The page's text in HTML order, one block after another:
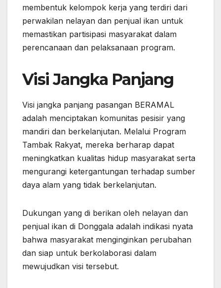
membentuk kelompok kerja yang terdiri dari
perwakilan nelayan dan penjual ikan untuk
memastikan partisipasi masyarakat dalam
perencanaan dan pelaksanaan program.
Visi Jangka Panjang
Visi jangka panjang pasangan BERAMAL
adalah menciptakan komunitas pesisir yang
mandiri dan berkelanjutan. Melalui Program
Tambak Rakyat, mereka berharap dapat
meningkatkan kualitas hidup masyarakat serta
mengurangi ketergantungan terhadap sumber
daya alam yang tidak berkelanjutan.
Dukungan yang di berikan oleh nelayan dan
penjual ikan di Donggala adalah indikasi nyata
bahwa masyarakat menginginkan perubahan
dan siap untuk berkolaborasi dalam
mewujudkan visi tersebut.